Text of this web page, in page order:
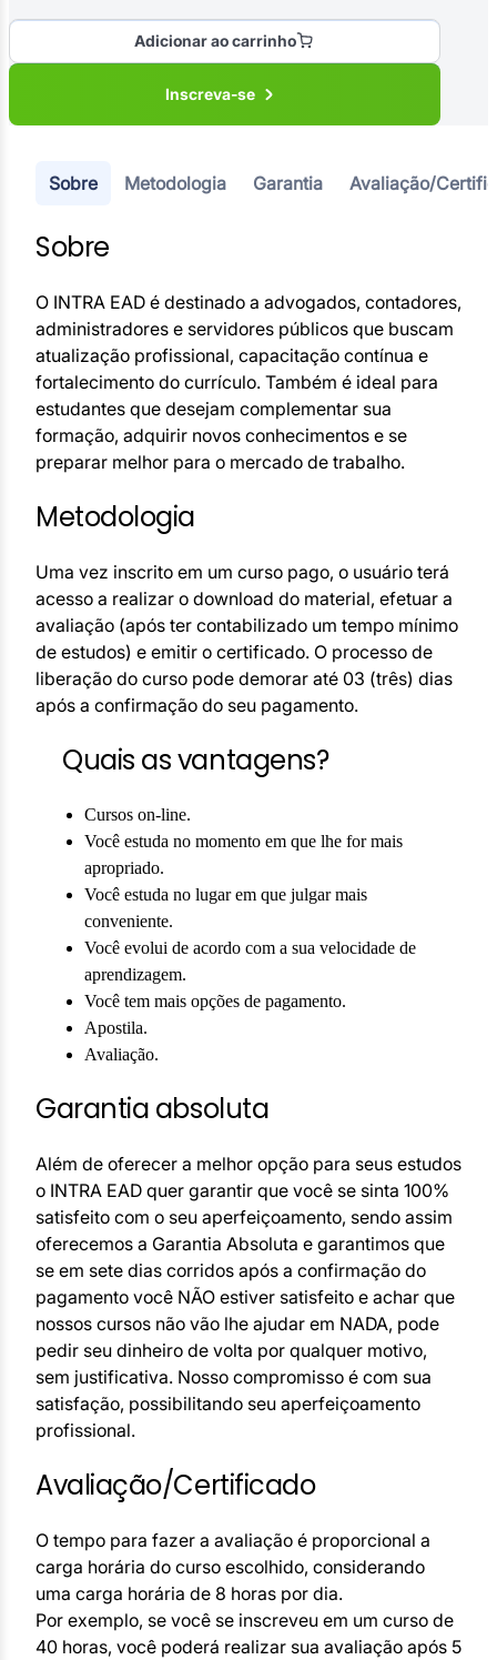
Inscreva-se
Adicionar ao carrinho
Sobre Metodologia Garantia Avaliação/
Sobre
O INTRA EAD é destinado a advogados, contadores,
administradores e servidores públicos que buscam
atualização profissional, capacitação contínua e
fortalecimento do currículo. Também é ideal para
estudantes que desejam complementar sua
formação, adquirir novos conhecimentos e se
preparar melhor para o mercado de trabalho.
Metodologia
Uma vez inscrito em um curso pago, o usuário terá
acesso a realizar o download do material, efetuar a
avaliação (após ter contabilizado um tempo mínimo
de estudos) e emitir o certificado. O processo de
liberação do curso pode demorar até 03 (três) dias
após a confirmação do seu pagamento.
Quais as vantagens?
Cursos on-line.
Você estuda no momento em que lhe for mais
apropriado.
Você estuda no lugar em que julgar mais
conveniente.
Você evolui de acordo com a sua velocidade de
aprendizagem.
Você tem mais opções de pagamento.
Apostila.
Avaliação.
Garantia absoluta
Além de oferecer a melhor opção para seus estudos
o INTRA EAD quer garantir que você se sinta 100%
satisfeito com o seu aperfeiçoamento, sendo assim
oferecemos a Garantia Absoluta e garantimos que
se em sete dias corridos após a confirmação do
pagamento você NÃO estiver satisfeito e achar que
nossos cursos não vão lhe ajudar em NADA, pode
pedir seu dinheiro de volta por qualquer motivo,
sem justificativa. Nosso compromisso é com sua
satisfação, possibilitando seu aperfeiçoamento
profissional.
Avaliação/Certificado
O tempo para fazer a avaliação é proporcional a
carga horária do curso escolhido, considerando
uma carga horária de 8 horas por dia.
Por exemplo, se você se inscreveu em um curso de
40 horas, você poderá realizar sua avaliação após 5